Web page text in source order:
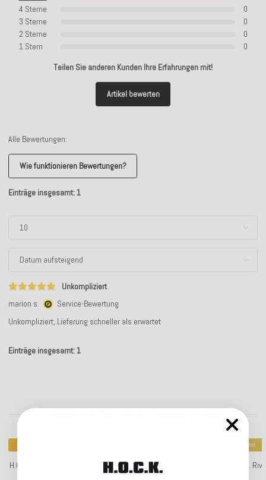
4 Sterne
0
3 Sterne
0
2 Sterne
0
1 Stern
0
Teilen Sie anderen Kunden Ihre Erfahrungen mit!
Artikel bewerten
Alle Bewertungen:
Wie funktionieren Bewertungen?
Einträge insgesamt: 1
Unkompliziert
marion s.
Service-Bewertung
Unkompliziert, Lieferung schneller als erwartet
Einträge insgesamt: 1
H.O.C.K. Riviera Stripe Outdoor Sitzkissen 40x40x5cm Green
Top bewertet
H.O.C.K.